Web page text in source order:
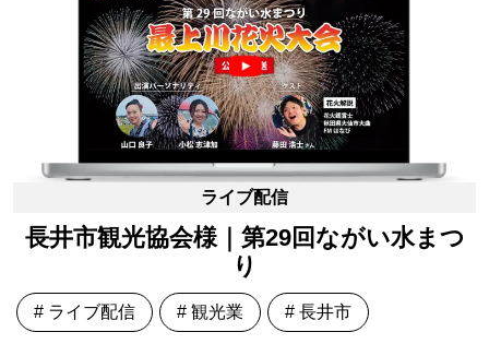
ライブ配信
長井市観光協会様｜第29回ながい水まつ
り
# ライブ配信 # 観光業 # 長井市